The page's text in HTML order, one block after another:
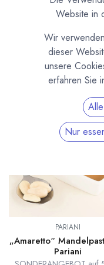
Unterschiedliche
Pralinémassen für
Damit kannst du auf
Rezepte zugreifen.
Italien und Valrhona
PARIANI
„Amaretto“
Pariani
Website in
Wir
dieser
unsere
erfahren Sie
Nur